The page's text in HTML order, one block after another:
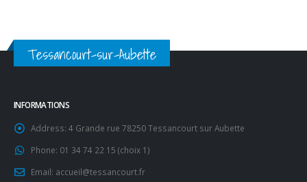
Tessancourt-sur-Aubette
INFORMATIONS
Address: 4 Grande rue 78250 Tessancourt sur Aubette
Phone: 01 34 74 22 15 (choix 1)
Email: accueil@tessancourt.fr